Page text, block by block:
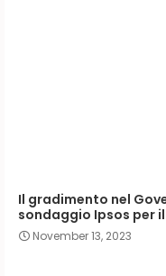
Il gradimento nel
sondaggio Ipsos per
November 13, 2023